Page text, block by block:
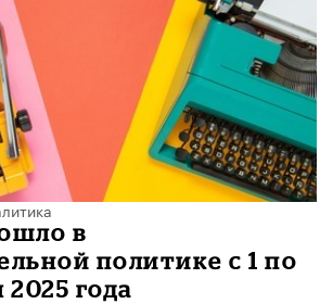
в
политике с 1 по
2025 года